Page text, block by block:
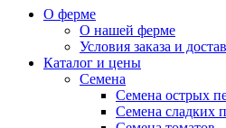
О ферме
О нашей ферме
Условия заказа и
Каталог и цены
Семена
Семена острых
Семена сладких